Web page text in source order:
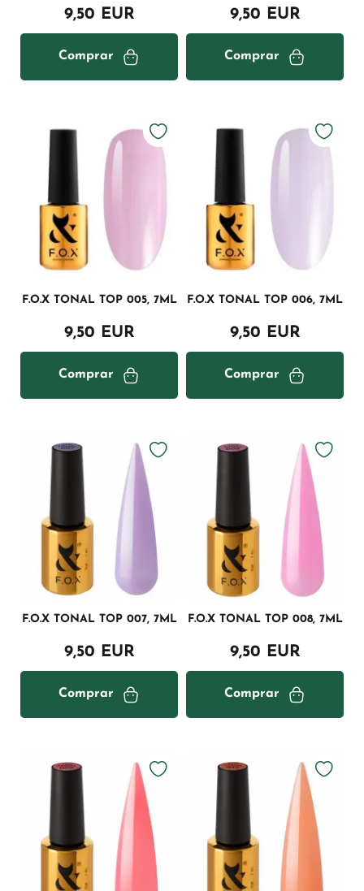
9,50 EUR
Comprar
9,50 EUR
Comprar
F.O.X TONAL TOP 005, 7ML
9,50 EUR
Comprar
F.O.X TONAL TOP 006, 7ML
9,50 EUR
Comprar
F.O.X TONAL TOP 007, 7ML
9,50 EUR
Comprar
F.O.X TONAL TOP 008, 7ML
9,50 EUR
Comprar